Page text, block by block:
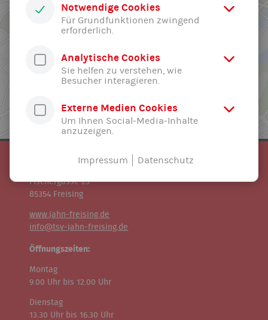
TSV Jahn Freising e.V.
Fischergasse 23
85354 Freising
www.jahn-freising.de
info@tsv-jahn-freising.de
Öffnungszeiten:
Montag
9.00 Uhr bis 12.00 Uhr
Dienstag
13.30 Uhr bis 16.30 Uhr
Notwendige Cookies
Für Grundfunktionen zwingend
erforderlich.
Analytische Cookies
Sie helfen zu verstehen, wie
Besucher interagieren.
Externe Medien Cookies
Um Ihnen Social-Media-Inhalte
anzuzeigen.
Impressum Datenschutz